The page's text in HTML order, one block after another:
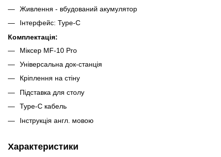
Живлення - вбудований акумулятор
Інтерфейс: Type-C
Комплектація:
Міксер MF-10 Pro
Універсальна док-станція
Кріплення на стіну
Підставка для столу
Type-C кабель
Інструкція англ. мовою
Характеристики